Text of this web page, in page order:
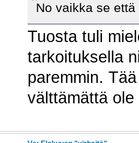
No vaikka se
Tuosta tuli
tarkoituksella
paremmin.
välttämättä